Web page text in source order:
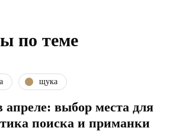
по теме
щука
выбор места для
поиска и приманки